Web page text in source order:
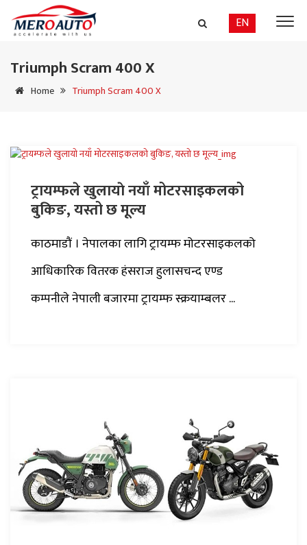
EN
Triumph Scram 400 X
Home Triumph Scram 400 X
ट्रायम्फले खुलायाे नयाँ मोटरसाइकलको
बुकिङ, यस्तो छ मूल्य
काठमाडौं । नेपालका लागि ट्रायम्फ मोटरसाइकलको
आधिकारिक वितरक हंसराज हुलासचन्द एण्ड
कम्पनीले नेपाली बजारमा ट्रायम्फ स्क्रयाम्बलर ...